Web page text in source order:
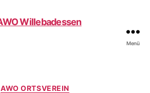
Menü
Kategorien
AWO ORTSVEREIN